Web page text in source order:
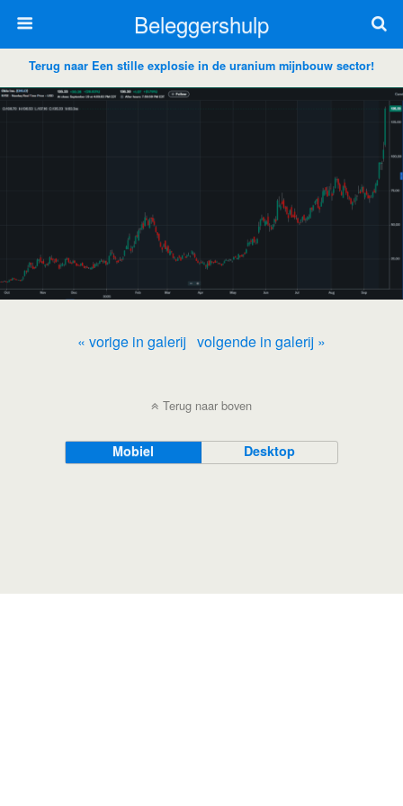
Beleggershulp
Terug naar Een stille explosie in de uranium mijnbouw sector!
« vorige in galerij volgende in galerij »
Terug naar boven
Mobiel Desktop